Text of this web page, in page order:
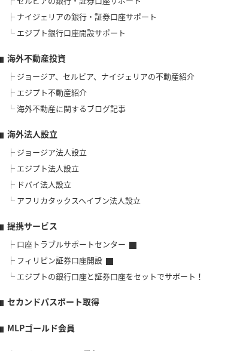
ナイジェリアの銀行・証券口座サポート
エジプト銀行口座開設サポート
海外不動産投資
ジョージア、セルビア、ナイジェリアの不動産紹介
エジプト不動産紹介
海外不動産に関するブログ記事
海外法人設立
ジョージア法人設立
エジプト法人設立
ドバイ法人設立
アフリカタックスヘイブン法人設立
提携サービス
口座トラブルサポートセンター
フィリピン証券口座開設
エジプトの銀行口座と証券口座をセットでサポート！
セカンドパスポート取得
MLPゴールド会員